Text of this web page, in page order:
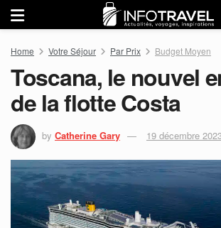
Home Votre Séjour Par Prix Budget Moyen
Toscana, le nouvel
de la flotte Costa
by Catherine Gary 19 décembre